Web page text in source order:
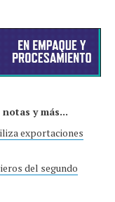
y más...
exportaciones
del segundo